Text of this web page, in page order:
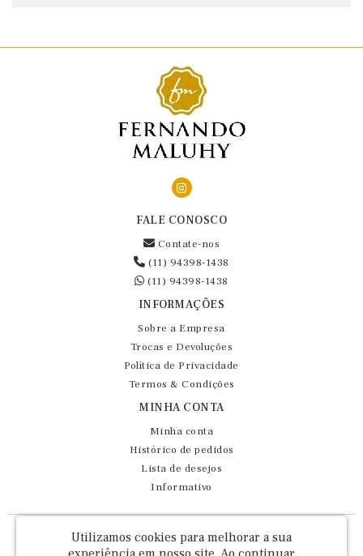
FALE CONOSCO
Contate-nos
(11) 94398-1438
(11) 94398-1438
INFORMAÇÕES
Sobre a Empresa
Trocas e Devoluções
Política de Privacidade
Termos & Condições
MINHA CONTA
Minha conta
Histórico de pedidos
Lista de desejos
Informativo
Fernando Maluhy Cia Ltda - CNPJ: 60.458.825/0001-86
Rua Dr Euclydes da Cunha, 47 - Brás - São Paulo / SP - CEP 03016-030
Utilizamos cookies para melhorar a sua